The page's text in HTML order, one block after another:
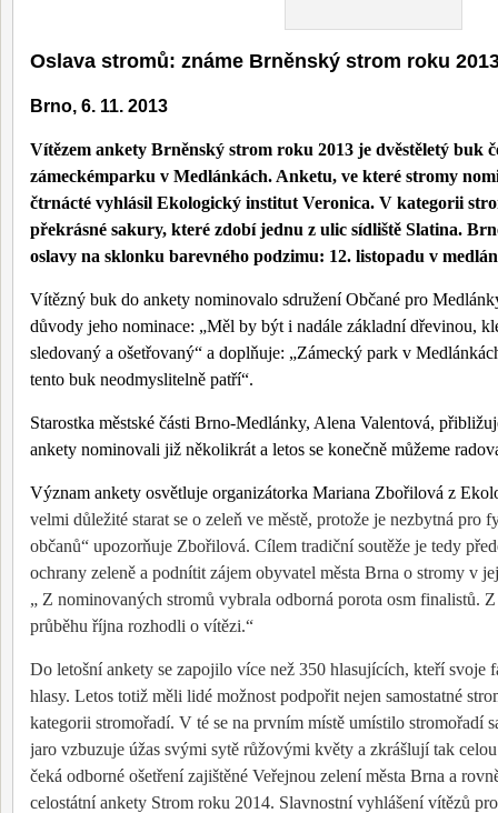
Oslava stromů: známe Brněnský strom roku
Brno, 6. 11. 2013
Vítězem ankety Brněnský strom roku 2013 je dvěstěletý buk
zámeckémparku v Medlánkách. Anketu, ve které stromy
čtrnácté vyhlásil Ekologický institut Veronica. V kategorii
překrásné sakury, které zdobí jednu z ulic sídliště Slatina.
oslavy na sklonku barevného podzimu: 12. listopadu v
Vítězný buk do ankety nominovalo sdružení Občané pro
důvody jeho nominace: „Měl by být i nadále základní dřevinou,
sledovaný a ošetřovaný“ a doplňuje: „Zámecký park v
tento buk neodmyslitelně patří“.
Starostka městské části Brno-Medlánky, Alena Valentová,
ankety nominovali již několikrát a letos se konečně můžeme
Význam ankety osvětluje organizátorka Mariana Zbořilová z
velmi důležité starat se o zeleň ve městě, protože je nezbytná pro
občanů“ upozorňuje Zbořilová. Cílem tradiční soutěže je tedy
ochrany zeleně a podnítit zájem obyvatel města Brna o stromy v
„ Z nominovaných stromů vybrala odborná porota osm finalistů.
průběhu října rozhodli o vítězi.“
Do letošní ankety se zapojilo více než 350 hlasujících, kteří svoje
hlasy. Letos totiž měli lidé možnost podpořit nejen samostatné
kategorii stromořadí. V té se na prvním místě umístilo stromořadí
jaro vzbuzuje úžas svými sytě růžovými květy a zkrášlují tak
čeká odborné ošetření zajištěné Veřejnou zelení města Brna a
celostátní ankety Strom roku 2014. Slavnostní vyhlášení vítězů